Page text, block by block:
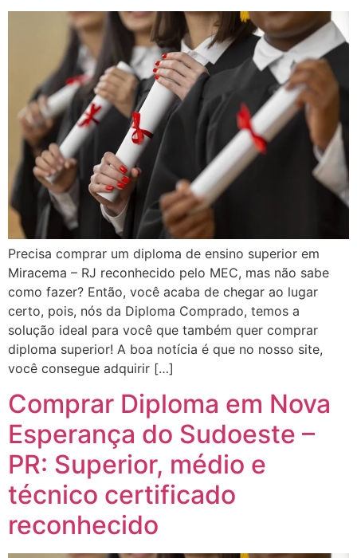
Precisa comprar um diploma de ensino superior em
Miracema – RJ reconhecido pelo MEC, mas não sabe
como fazer? Então, você acaba de chegar ao lugar
certo, pois, nós da Diploma Comprado, temos a
solução ideal para você que também quer comprar
diploma superior! A boa notícia é que no nosso site,
você consegue adquirir […]
Comprar Diploma em Nova
Esperança do Sudoeste –
PR: Superior, médio e
técnico certificado
reconhecido